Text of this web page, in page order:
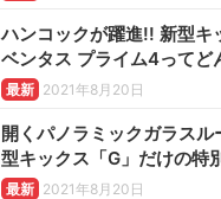
ハンコックが躍進!! 新型キ
ベンタス プライム4ってど
最新 2021年8月20日
開くパノラミックガラス
型キックス「G」だけの特
最新 2021年8月20日